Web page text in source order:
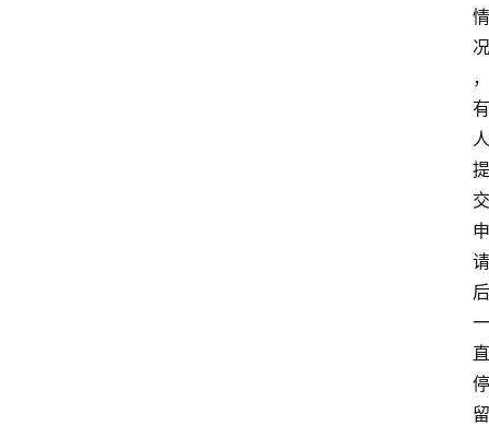
情
况
，
有
人
提
交
申
请
后
一
直
停
留